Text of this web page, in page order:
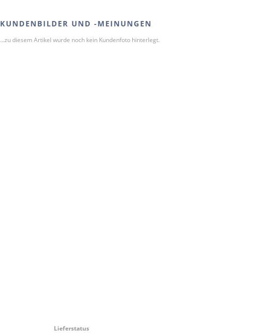
KUNDENBILDER UND -MEINUNGEN
...zu diesem Artikel wurde noch kein Kundenfoto hinterlegt.
Lieferstatus